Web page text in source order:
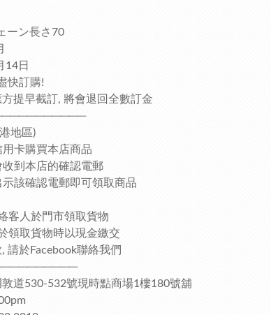
ーン長さ70
14日
快訂購!
提早截訂, 將會退回全數訂金
地區)
卡購買本店商品
到本店的確認電郵
該確認電郵即可領取商品
客人於門市領取貨物
領取貨物時以現金繳交
請於Facebook聯絡我們
道530-532號現時點商場1樓180號舖